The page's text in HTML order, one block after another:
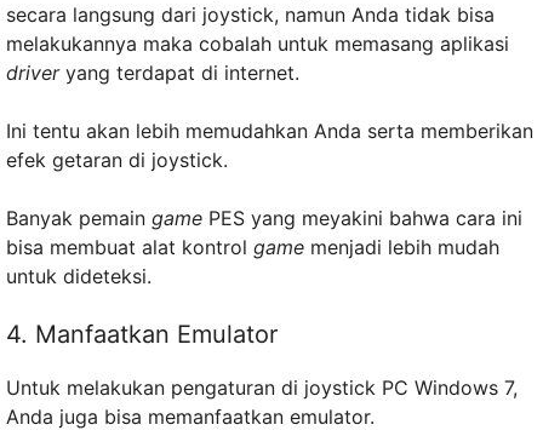
secara langsung dari joystick, namun Anda tidak bisa
melakukannya maka cobalah untuk memasang aplikasi
driveryang terdapat di internet.
Ini tentu akan lebih memudahkan Anda serta memberikan
efek getaran di joystick.
Banyak pemain game PES yang meyakini bahwa cara ini
bisa membuat alat kontrol game menjadi lebih mudah
untuk dideteksi.
4. Manfaatkan Emulator
Untuk melakukan pengaturan di joystick PC Windows 7,
Anda juga bisa memanfaatkan emulator.